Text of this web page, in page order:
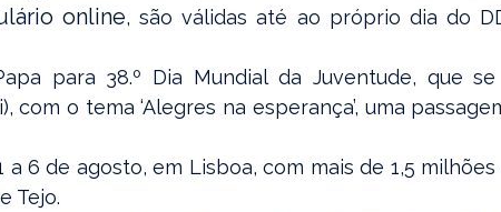
online, são válidas até ao próprio dia do
para 38.º Dia Mundial da Juventude, que
o tema ‘Alegres na esperança’, uma
6 de agosto, em Lisboa, com mais de 1,5
Tejo.